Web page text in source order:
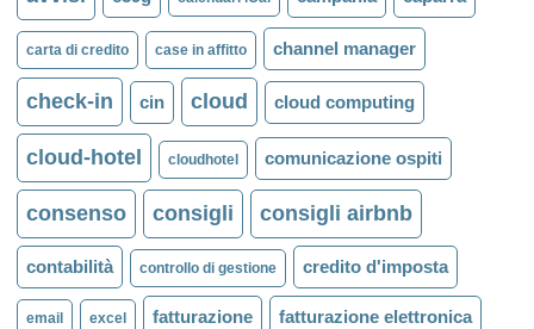
carta di credito case in affitto channel manager
check-in cin cloud cloud computing
cloud-hotel cloudhotel comunicazione ospiti
consenso consigli consigli airbnb
contabilità controllo di gestione credito d'imposta
email excel fatturazione fatturazione elettronica